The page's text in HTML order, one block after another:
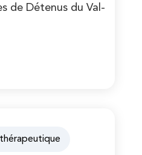
de Détenus du Val-